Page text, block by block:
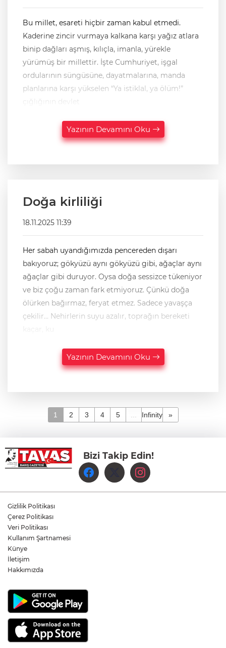
Bu millet, esareti hiçbir zaman kabul etmedi.
Kaderine zincir vurmaya kalkana karşı yağız atlara
binip dağları aşmış, kılıçla, imanla, yürekle
yürümüş bir millettir. İşte Cumhuriyet, işgal
ordularının süngüsüne, dayatmalarına, manda
planlarına karşı yükselen “Ya istiklal, ya ölüm!”
çığlığının devlet
Yazının Devamını Oku
Doğa kirliliği
18.11.2025 11:39
Her sabah uyandığımızda pencereden dışarı
bakıyoruz; gökyüzü aynı gökyüzü gibi, ağaçlar aynı
ağaçlar gibi duruyor. Oysa doğa sessizce tükeniyor
ve biz çoğu zaman fark etmiyoruz. Çünkü doğa
ölürken bağırmaz, feryat etmez. Sadece yavaşça
çekilir… Nehirlerin suyu azalır, toprağın bereketi
Yazının Devamını Oku
1 2 3 4 5 Infinity »
Bizi Takip Edin!
Gizlilik Politikası
Çerez Politikası
Veri Politikası
Kullanım Şartnamesi
Künye
İletişim
Hakkımızda